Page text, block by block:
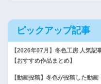
ピックアップ記事
【2026年07月】冬色工房 人気記
【おすすめ作品まとめ】
【動画投稿】冬色が投稿した動